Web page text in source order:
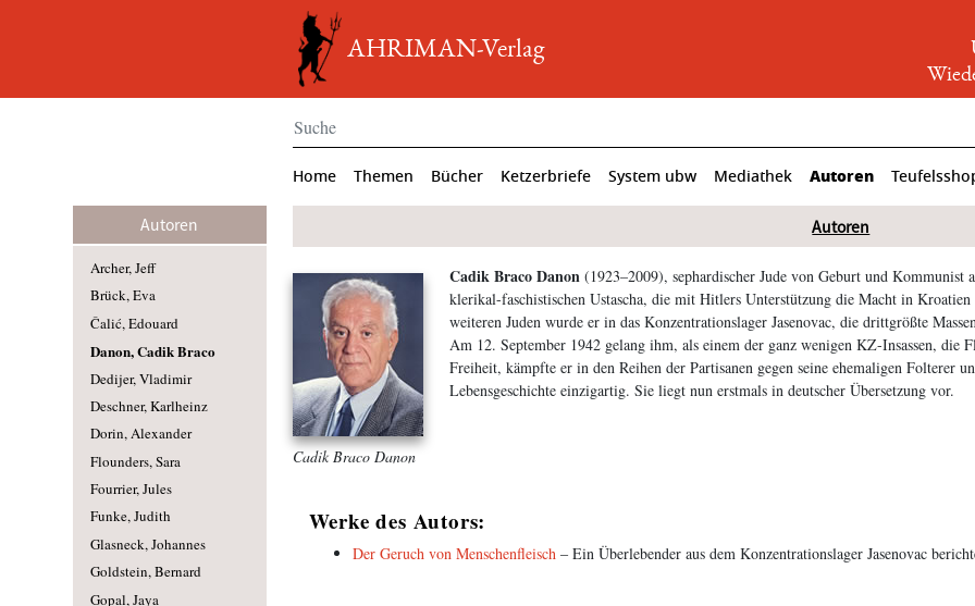
AHRIMAN-Verlag
Home Themen Bücher Ketzerbriefe System ubw Mediathek Autoren
Autoren
Archer, Jeff
Brück, Eva
Čalić, Edouard
Danon, Cadik Braco
Dedijer, Vladimir
Deschner, Karlheinz
Dorin, Alexander
Flounders, Sara
Fourrier, Jules
Funke, Judith
Glasneck, Johannes
Goldstein, Bernard
Gopal, Jaya
Autoren
Cadik Braco Danon
Cadik Braco Danon(1923–2009), sephardischer Jude von Geburt und Kommunist
klerikal-faschistischen Ustascha, die mit Hitlers Unterstützung die Macht in
weiteren Juden wurde er in das Konzentrationslager Jasenovac, die drittgrößte
Am 12. September 1942 gelang ihm, als einem der ganz wenigen KZ-Insassen, die
Freiheit, kämpfte er in den Reihen der Partisanen gegen seine ehemaligen Folterer
Lebensgeschichte einzigartig. Sie liegt nun erstmals in deutscher Übersetzung vor.
Werke des Autors:
Der Geruch von Menschenfleisch‒ Ein Überlebender aus dem Konzentrationslager Jasenovac